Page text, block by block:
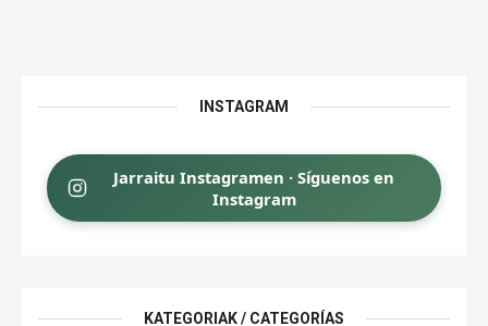
INSTAGRAM
Jarraitu Instagramen · Síguenos en
Instagram
KATEGORIAK / CATEGORÍAS